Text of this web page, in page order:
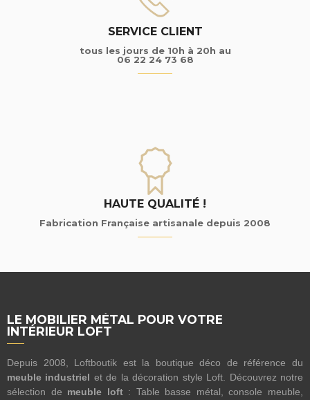
SERVICE CLIENT
tous les jours de 10h à 20h au
06 22 24 73 68
HAUTE QUALITÉ !
Fabrication Française artisanale depuis 2008
LE MOBILIER MÉTAL POUR VOTRE
INTÉRIEUR LOFT
Depuis 2008, Loftboutik est la boutique déco de référence du
meuble industriel et de la décoration style Loft. Découvrez notre
sélection de meuble loft: Table basse métal, console meuble,